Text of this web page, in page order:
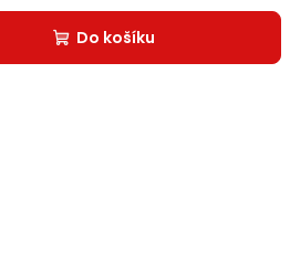
Do košíku